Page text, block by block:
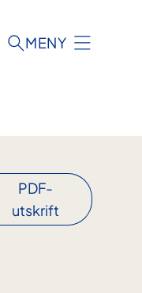
MENY
PDF-
utskrift